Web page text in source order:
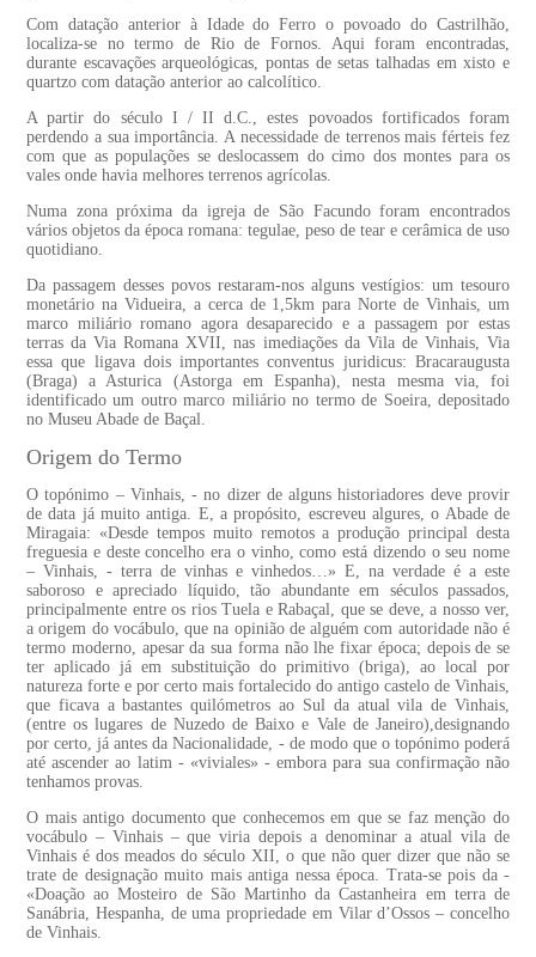
Com datação anterior à Idade do Ferro o povoado do Castrilhão,
localiza-se no termo de Rio de Fornos. Aqui foram encontradas,
durante escavações arqueológicas, pontas de setas talhadas em xisto e
quartzo com datação anterior ao calcolítico.
A partir do século I / II d.C., estes povoados fortificados foram
perdendo a sua importância. A necessidade de terrenos mais férteis fez
com que as populações se deslocassem do cimo dos montes para os
vales onde havia melhores terrenos agrícolas.
Numa zona próxima da igreja de São Facundo foram encontrados
vários objetos da época romana: tegulae, peso de tear e cerâmica de uso
quotidiano.
Da passagem desses povos restaram-nos alguns vestígios: um tesouro
monetário na Vidueira, a cerca de 1,5km para Norte de Vinhais, um
marco miliário romano agora desaparecido e a passagem por estas
terras da Via Romana XVII, nas imediações da Vila de Vinhais, Via
essa que ligava dois importantes conventus juridicus: Bracaraugusta
(Braga) a Asturica (Astorga em Espanha), nesta mesma via, foi
identificado um outro marco miliário no termo de Soeira, depositado
no Museu Abade de Baçal.
Origem do Termo
O topónimo – Vinhais, - no dizer de alguns historiadores deve provir
de data já muito antiga. E, a propósito, escreveu algures, o Abade de
Miragaia: «Desde tempos muito remotos a produção principal desta
freguesia e deste concelho era o vinho, como está dizendo o seu nome
– Vinhais, - terra de vinhas e vinhedos…» E, na verdade é a este
saboroso e apreciado líquido, tão abundante em séculos passados,
principalmente entre os rios Tuela e Rabaçal, que se deve, a nosso ver,
a origem do vocábulo, que na opinião de alguém com autoridade não é
termo moderno, apesar da sua forma não lhe fixar época; depois de se
ter aplicado já em substituição do primitivo (briga), ao local por
natureza forte e por certo mais fortalecido do antigo castelo de Vinhais,
que ficava a bastantes quilómetros ao Sul da atual vila de Vinhais,
(entre os lugares de Nuzedo de Baixo e Vale de Janeiro),designando
por certo, já antes da Nacionalidade, - de modo que o topónimo poderá
até ascender ao latim - «viviales» - embora para sua confirmação não
tenhamos provas.
O mais antigo documento que conhecemos em que se faz menção do
vocábulo – Vinhais – que viria depois a denominar a atual vila de
Vinhais é dos meados do século XII, o que não quer dizer que não se
trate de designação muito mais antiga nessa época. Trata-se pois da -
«Doação ao Mosteiro de São Martinho da Castanheira em terra de
Sanábria, Hespanha, de uma propriedade em Vilar d’Ossos – concelho
de Vinhais.